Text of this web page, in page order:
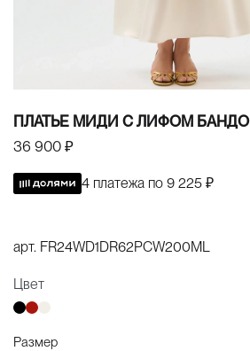
ПЛАТЬЕ МИДИ С ЛИФОМ БАНДО
Цвет
Размер
36 900 ₽
4 платежа по 9 225 ₽
арт. FR24WD1DR62PCW200ML